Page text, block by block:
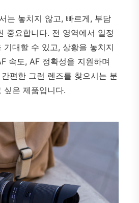
는 놓치지 않고, 빠르게, 부담
중요합니다. 전 영역에서 일정
기대할 수 있고, 상황을 놓치지
속도, AF 정확성을 지원하며
편한 그런 렌즈를 찾으시는 분
싶은 제품입니다.